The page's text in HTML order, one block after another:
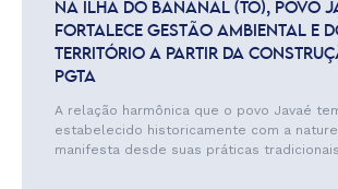
NA ILHA DO BANANAL (TO), POVO
FORTALECE GESTÃO AMBIENTAL E
TERRITÓRIO A PARTIR DA
PGTA
A relação harmônica que o povo Javaé
estabelecido historicamente com a
manifesta desde suas práticas